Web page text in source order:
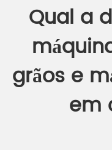
Qual a
grãos e
em